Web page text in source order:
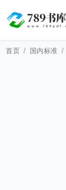
首页 国内标准